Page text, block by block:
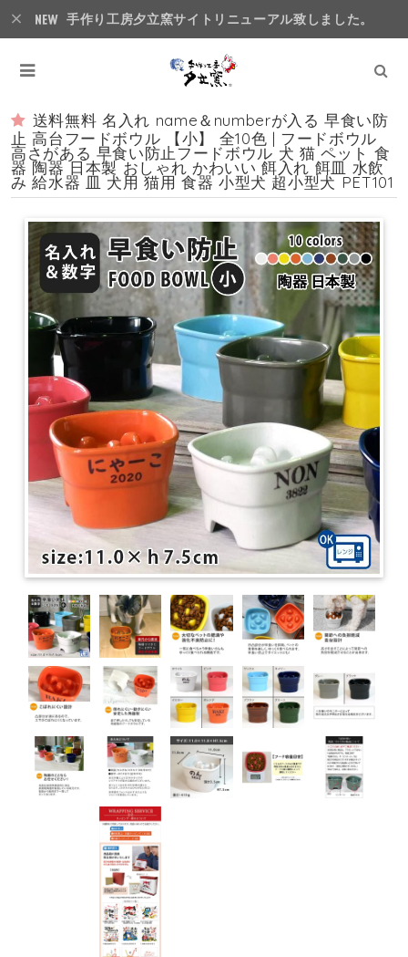
手作り工房夕立窯サイトリニューアル致しました。
送料無料 名入れ name＆numberが入る 早食い防
止 高台フードボウル 【小】 全10色 | フードボウル
高さがある 早食い防止フードボウル 犬 猫 ペット 食
器 陶器 日本製 おしゃれ かわいい 餌入れ 餌皿 水飲
み 給水器 皿 犬用 猫用 食器 小型犬 超小型犬 PET101